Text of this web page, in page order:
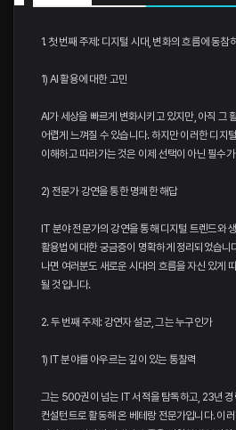
1. 첫 번째 주제: 디지털 시대, 변화의 흐름에 동참
1) AI 활용에 대한 고민
AI가 세상을 빠르게 변화시키고 있지만, 아직 그
어렵게 느껴질 수 있습니다. 하지만 이러한 디지
이해하고 따라가는 것은 이제 선택이 아닌 필수
2) 전문가 강연을 통한 명쾌한 해답
IT 분야 전문가의 강연을 통해 디지털 트렌드와
활용법에 대한 궁금증이 명확하게 정리되었습니
나면 여러분도 새로운 시대의 흐름을 자신 있게
될 것입니다.
2. 두 번째 주제: 강연자 설군, 그는 누구인가
1) IT 분야를 아우르는 깊이 있는 통찰력
그는 500권이 넘는 IT 서적을 탐독하고, 23년
컨설턴트로 활동해 온 베테랑 전문가입니다. 이